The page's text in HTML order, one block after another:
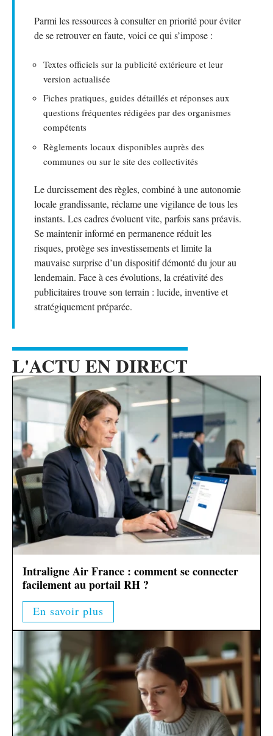
Parmi les ressources à consulter en priorité pour éviter
de se retrouver en faute, voici ce qui s’impose :
Textes officiels sur la publicité extérieure et leur
version actualisée
Fiches pratiques, guides détaillés et réponses aux
questions fréquentes rédigées par des organismes
compétents
Règlements locaux disponibles auprès des
communes ou sur le site des collectivités
Le durcissement des règles, combiné à une autonomie
locale grandissante, réclame une vigilance de tous les
instants. Les cadres évoluent vite, parfois sans préavis.
Se maintenir informé en permanence réduit les
risques, protège ses investissements et limite la
mauvaise surprise d’un dispositif démonté du jour au
lendemain. Face à ces évolutions, la créativité des
publicitaires trouve son terrain : lucide, inventive et
stratégiquement préparée.
L'ACTU EN DIRECT
Intraligne Air France : comment se connecter
facilement au portail RH ?
En savoir plus